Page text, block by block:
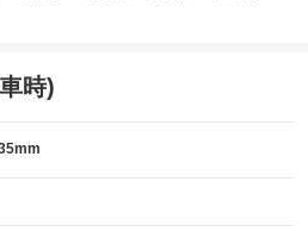
時)